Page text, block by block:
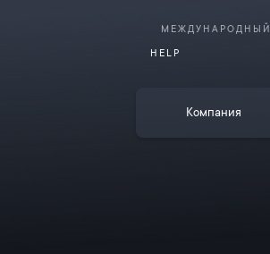
МЕЖДУНАРОДНЫЙ
HELP
Компания